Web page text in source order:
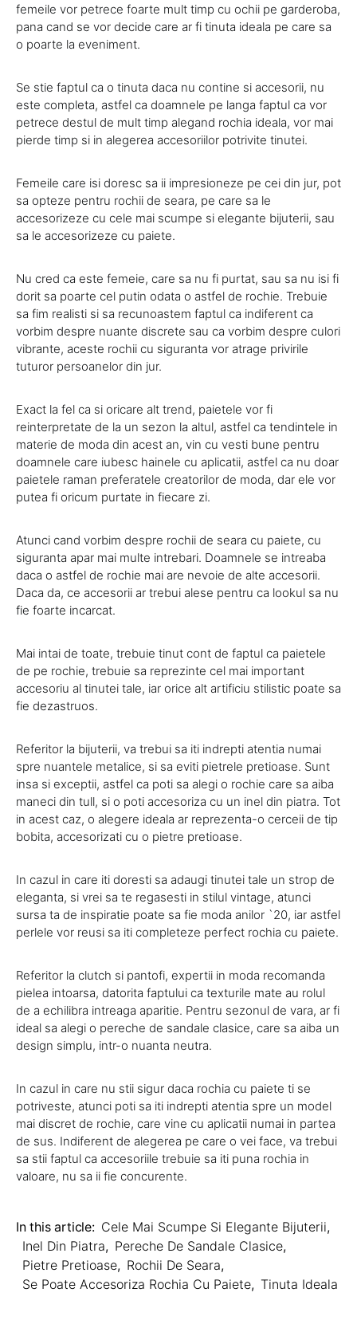
femeile vor petrece foarte mult timp cu ochii pe garderoba,
pana cand se vor decide care ar fi tinuta ideala pe care sa
o poarte la eveniment.
Se stie faptul ca o tinuta daca nu contine si accesorii, nu
este completa, astfel ca doamnele pe langa faptul ca vor
petrece destul de mult timp alegand rochia ideala, vor mai
pierde timp si in alegerea accesoriilor potrivite tinutei.
Femeile care isi doresc sa ii impresioneze pe cei din jur, pot
sa opteze pentru rochii de seara, pe care sa le
accesorizeze cu cele mai scumpe si elegante bijuterii, sau
sa le accesorizeze cu paiete.
Nu cred ca este femeie, care sa nu fi purtat, sau sa nu isi fi
dorit sa poarte cel putin odata o astfel de rochie. Trebuie
sa fim realisti si sa recunoastem faptul ca indiferent ca
vorbim despre nuante discrete sau ca vorbim despre culori
vibrante, aceste rochii cu siguranta vor atrage privirile
tuturor persoanelor din jur.
Exact la fel ca si oricare alt trend, paietele vor fi
reinterpretate de la un sezon la altul, astfel ca tendintele in
materie de moda din acest an, vin cu vesti bune pentru
doamnele care iubesc hainele cu aplicatii, astfel ca nu doar
paietele raman preferatele creatorilor de moda, dar ele vor
putea fi oricum purtate in fiecare zi.
Atunci cand vorbim despre rochii de seara cu paiete, cu
siguranta apar mai multe intrebari. Doamnele se intreaba
daca o astfel de rochie mai are nevoie de alte accesorii.
Daca da, ce accesorii ar trebui alese pentru ca lookul sa nu
fie foarte incarcat.
Mai intai de toate, trebuie tinut cont de faptul ca paietele
de pe rochie, trebuie sa reprezinte cel mai important
accesoriu al tinutei tale, iar orice alt artificiu stilistic poate sa
fie dezastruos.
Referitor la bijuterii, va trebui sa iti indrepti atentia numai
spre nuantele metalice, si sa eviti pietrele pretioase. Sunt
insa si exceptii, astfel ca poti sa alegi o rochie care sa aiba
maneci din tull, si o poti accesoriza cu un inel din piatra. Tot
in acest caz, o alegere ideala ar reprezenta-o cerceii de tip
bobita, accesorizati cu o pietre pretioase.
In cazul in care iti doresti sa adaugi tinutei tale un strop de
eleganta, si vrei sa te regasesti in stilul vintage, atunci
sursa ta de inspiratie poate sa fie moda anilor `20, iar astfel
perlele vor reusi sa iti completeze perfect rochia cu paiete.
Referitor la clutch si pantofi, expertii in moda recomanda
pielea intoarsa, datorita faptului ca texturile mate au rolul
de a echilibra intreaga aparitie. Pentru sezonul de vara, ar fi
ideal sa alegi o pereche de sandale clasice, care sa aiba un
design simplu, intr-o nuanta neutra.
In cazul in care nu stii sigur daca rochia cu paiete ti se
potriveste, atunci poti sa iti indrepti atentia spre un model
mai discret de rochie, care vine cu aplicatii numai in partea
de sus. Indiferent de alegerea pe care o vei face, va trebui
sa stii faptul ca accesoriile trebuie sa iti puna rochia in
valoare, nu sa ii fie concurente.
In this article: Cele Mai Scumpe Si Elegante Bijuterii,
Inel Din Piatra, Pereche De Sandale Clasice,
Pietre Pretioase, Rochii De Seara,
Se Poate Accesoriza Rochia Cu Paiete, Tinuta Ideala